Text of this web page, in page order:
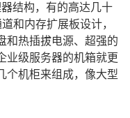
结构，有的高达几十
和内存扩展板设计，
和热插拔电源、超强的
业级服务器的机箱就更
个机柜来组成，像大型